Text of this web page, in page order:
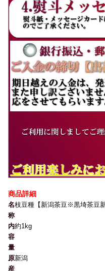
商品詳細
名
称
枝豆種【新潟茶豆※黒埼茶豆新
内
容
量
約1kg
原
産
新潟